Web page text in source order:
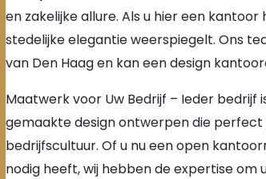
en zakelijke allure. Als u hier een
stedelijke elegantie weerspiegelt. Ons
van Den Haag en kan een design
Maatwerk voor Uw Bedrijf – Ieder bedrijf
gemaakte design ontwerpen die
bedrijfscultuur. Of u nu een open
nodig heeft, wij hebben de expertise om